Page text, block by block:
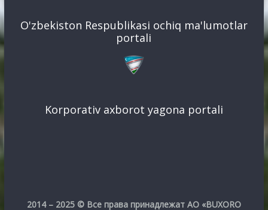
O'zbekiston Respublikasi ochiq ma'lumotlar
portali
Korporativ axborot yagona portali
2014 – 2025 © Все права принадлежат АО «BUXORO